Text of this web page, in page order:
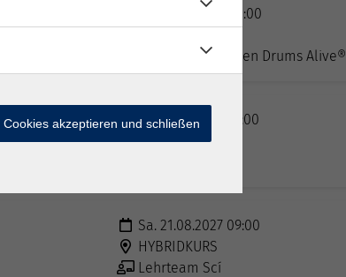
So. 08.08.2027 10:00
MastertrainerInnen Drums Alive®
Sa. 14.08.2027 10:00
HYBRIDKURS
Sa. 21.08.2027 09:00
HYBRIDKURS
Lehrteam Scí
Cookies akzeptieren und schließen